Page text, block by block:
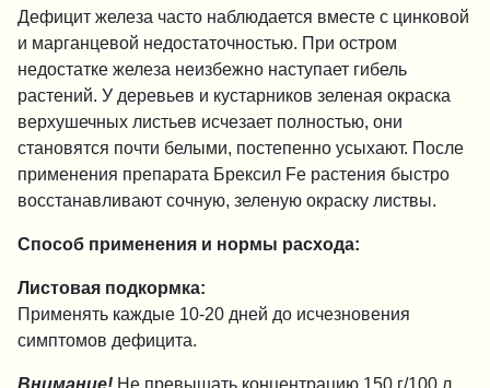
Дефицит железа часто наблюдается вместе с цинковой
и марганцевой недостаточностью. При остром
недостатке железа неизбежно наступает гибель
растений. У деревьев и кустарников зеленая окраска
верхушечных листьев исчезает полностью, они
становятся почти белыми, постепенно усыхают. После
применения препарата Брексил Fe растения быстро
восстанавливают сочную, зеленую окраску листвы.
Способ применения и нормы расхода:
Листовая подкормка:
Применять каждые 10-20 дней до исчезновения
симптомов дефицита.
Внимание! Не превышать концентрацию 150 г/100 л